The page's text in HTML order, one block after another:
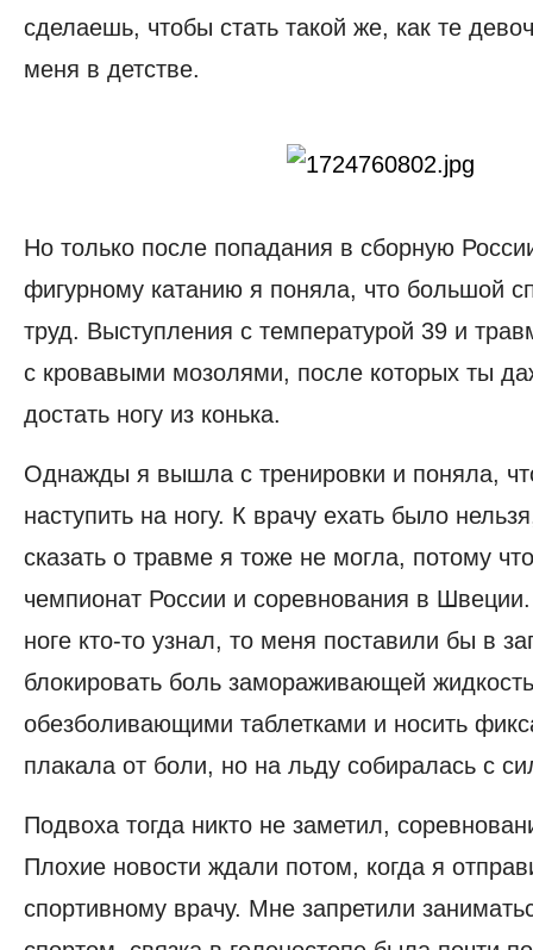
сделаешь, чтобы стать такой же, как те
меня в детстве.
Но только после попадания в сборную
фигурному катанию я поняла, что большой
труд. Выступления с температурой 39 и
с кровавыми мозолями, после которых ты
достать ногу из конька.
Однажды я вышла с тренировки и поняла,
наступить на ногу. К врачу ехать было
сказать о травме я тоже не могла, потому
чемпионат России и соревнования в
ноге кто-то узнал, то меня поставили бы в
блокировать боль замораживающей
обезболивающими таблетками и носить
плакала от боли, но на льду собиралась с
Подвоха тогда никто не заметил,
Плохие новости ждали потом, когда я
спортивному врачу. Мне запретили